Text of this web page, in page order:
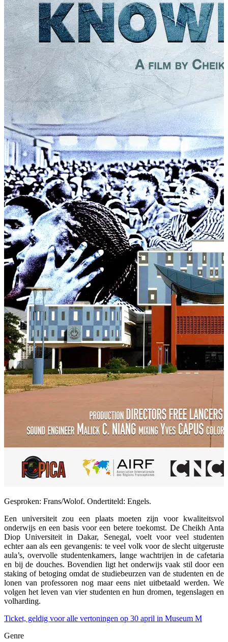
Gesproken: Frans/Wolof. Ondertiteld: Engels.
Een universiteit zou een plaats moeten zijn voor kwaliteitsvol
onderwijs en een basis voor een betere toekomst. De Cheikh Anta
Diop Universiteit in Dakar, Senegal, voelt voor veel studenten
echter aan als een gevangenis: te veel volk voor de slecht uitgeruste
aula’s, overvolle studentenkamers, lange wachtrijen in de cafetaria
en bij de douches. Bovendien ligt het onderwijs vaak stil door een
staking of betoging omdat de studiebeurzen van de studenten en de
lonen van professoren nog maar eens niet uitbetaald werden. We
volgen het leven van vier studenten en hun dromen, tegenslagen en
volharding.
Ticket, geldig voor alle vertoningen op 30 april in Museum M
Genre